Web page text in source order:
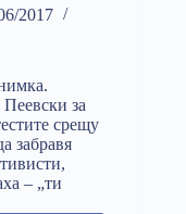
2017
за
срещу
забравя
– „ти